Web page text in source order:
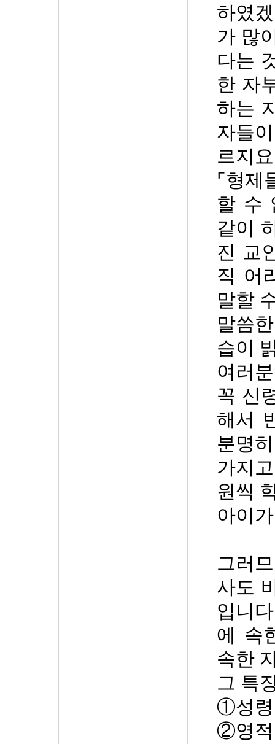
하였
가 많
다는
한 자
하는
자들
르지요
⌜형제
할 수
같이
진 교
직 어
말할
말씀
습이
여러
꼭 신
해서
분명
가지
원씩
아이
그러
사도
입니다
에 속
속한
그 특
①성
②영